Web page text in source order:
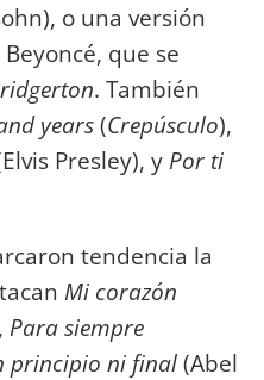
o una versión
que se
. También
years(Crepúsculo),
Presley), y Por ti
tendencia la
Mi corazón
Para siempre
principio ni final(Abel